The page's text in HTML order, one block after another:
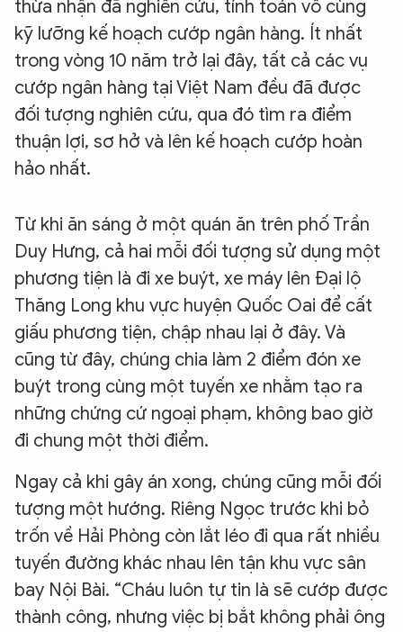
thừa nhận đã nghiên cứu, tính toán vô cùng
kỹ lưỡng kế hoạch cướp ngân hàng. Ít nhất
trong vòng 10 năm trở lại đây, tất cả các vụ
cướp ngân hàng tại Việt Nam đều đã được
đối tượng nghiên cứu, qua đó tìm ra điểm
thuận lợi, sơ hở và lên kế hoạch cướp hoàn
hảo nhất.
Từ khi ăn sáng ở một quán ăn trên phố Trần
Duy Hưng, cả hai mỗi đối tượng sử dụng một
phương tiện là đi xe buýt, xe máy lên Đại lộ
Thăng Long khu vực huyện Quốc Oai để cất
giấu phương tiện, chập nhau lại ở đây. Và
cũng từ đây, chúng chia làm 2 điểm đón xe
buýt trong cùng một tuyến xe nhằm tạo ra
những chứng cứ ngoại phạm, không bao giờ
đi chung một thời điểm.
Ngay cả khi gây án xong, chúng cũng mỗi đối
tượng một hướng. Riêng Ngọc trước khi bỏ
trốn về Hải Phòng còn lắt léo đi qua rất nhiều
tuyến đường khác nhau lên tận khu vực sân
bay Nội Bài. “Cháu luôn tự tin là sẽ cướp được
thành công, nhưng việc bị bắt không phải ông